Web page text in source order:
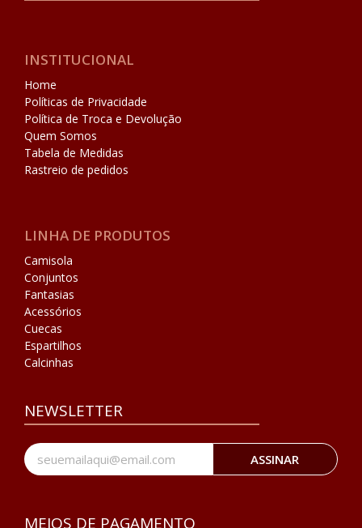
INSTITUCIONAL
Home
Políticas de Privacidade
Política de Troca e Devolução
Quem Somos
Tabela de Medidas
Rastreio de pedidos
LINHA DE PRODUTOS
Camisola
Conjuntos
Fantasias
Acessórios
Cuecas
Espartilhos
Calcinhas
NEWSLETTER
ASSINAR
MEIOS DE PAGAMENTO